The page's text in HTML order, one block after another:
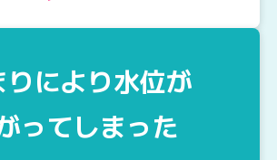
りにより水位が
ってしまった